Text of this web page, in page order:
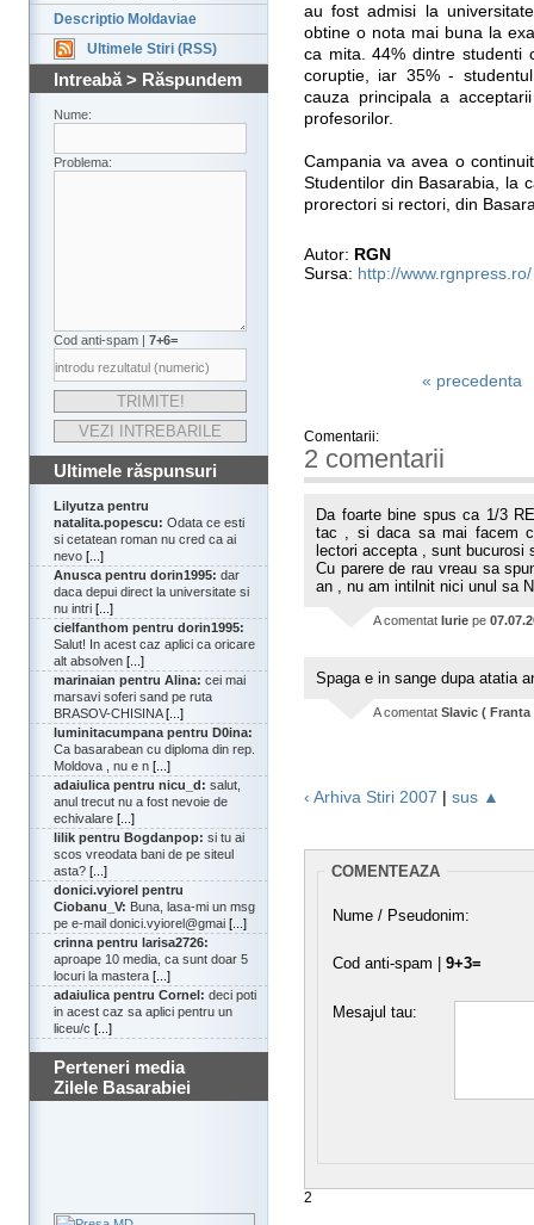
Descriptio Moldaviae
Ultimele Stiri (RSS)
Intreabă > Răspundem
Nume:
Problema:
Cod anti-spam | 7+6=
Ultimele răspunsuri
Lilyutza pentru
natalita.popescu: Odata ce esti
si cetatean roman nu cred ca ai
nevo [...]
Anusca pentru dorin1995: dar
daca depui direct la universitate si
nu intri [...]
cielfanthom pentru dorin1995:
Salut! In acest caz aplici ca oricare
alt absolven [...]
marinaian pentru Alina: cei mai
marsavi soferi sand pe ruta
BRASOV-CHISINA[...]
luminitacumpana pentru D0ina:
Ca basarabean cu diploma din rep.
Moldova , nu e n [...]
adaiulica pentru nicu_d: salut,
anul trecut nu a fost nevoie de
echivalare [...]
lilik pentru Bogdanpop: si tu ai
scos vreodata bani de pe siteul
asta? [...]
donici.vyiorel pentru
Ciobanu_V: Buna, lasa-mi un msg
pe e-mail donici.vyiorel@gmai [...]
crinna pentru larisa2726:
aproape 10 media, ca sunt doar 5
locuri la mastera [...]
adaiulica pentru Cornel: deci poti
in acest caz sa aplici pentru un
liceu/c [...]
Perteneri media
Zilele Basarabiei
au fost admisi la
obtine o nota mai buna la
ca mita. 44% dintre studenti
coruptie, iar 35% -
cauza principala a
profesorilor.
Campania va avea o
Studentilor din Basarabia, la
prorectori si rectori, din
Autor: RGN
Sursa: http://www.rgnpress.ro/
« precedenta
Comentarii:
2 comentarii
Da foarte bine spus ca 1/3
tac , si daca sa mai facem
lectori accepta , sunt bucurosi
Cu parere de rau vreau sa
an , nu am intilnit nici unul sa
A comentat Iurie pe
Spaga e in sange dupa atatia
A comentat Slavic ( Franta
‹ Arhiva Stiri 2007 | sus ▲
COMENTEAZA
Nume / Pseudonim:
Cod anti-spam | 9+3=
Mesajul tau:
2